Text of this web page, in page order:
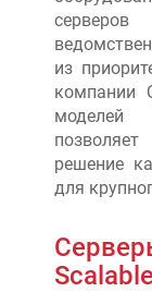
из
компании
решение
для